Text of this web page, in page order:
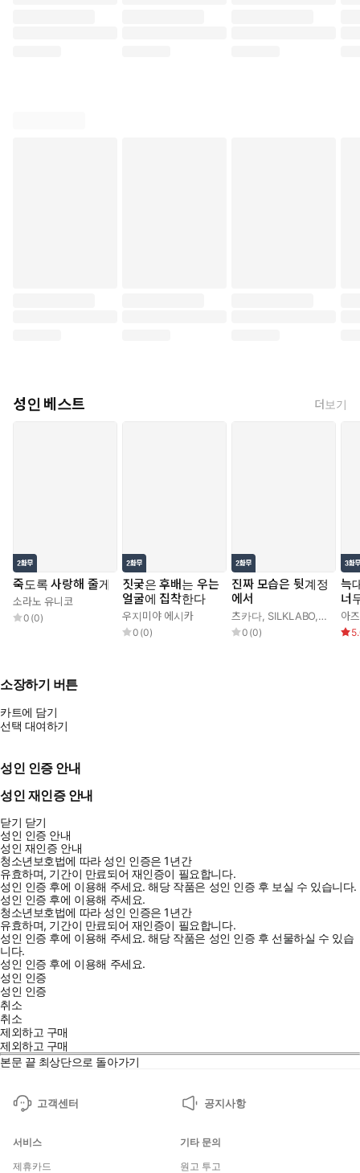
성인 베스트 더보기
죽도록 사랑해 줄게
소라노 유니코
0 (0)
짓궂은 후배는 우는
얼굴에 집착한다
우지미야 에시카
0 (0)
진짜 모습은 뒷계정
에서
츠카다, SILKLABO, 로만
0 (0)
늑
너
아
소장하기 버튼
카트에 담기
선택 대여하기
성인 인증 안내
성인 재인증 안내
닫기 닫기
성인 인증 안내
성인 재인증 안내
청소년보호법에 따라 성인 인증은 1년간
유효하며, 기간이 만료되어 재인증이 필요합니다.
성인 인증 후에 이용해 주세요.해당 작품은 성인 인증 후 보실 수 있습니다.
성인 인증 후에 이용해 주세요.
청소년보호법에 따라 성인 인증은 1년간
유효하며, 기간이 만료되어 재인증이 필요합니다.
성인 인증 후에 이용해 주세요.해당 작품은 성인 인증 후 선물하실 수 있습
니다.
성인 인증 후에 이용해 주세요.
성인 인증
성인 인증
취소
취소
제외하고 구매
제외하고 구매
본문 끝 최상단으로 돌아가기
고객센터 공지사항
서비스
제휴카드
기타 문의
원고 투고